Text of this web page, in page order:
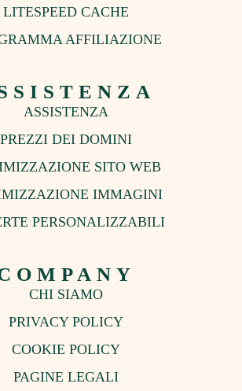
LITESPEED CACHE
AFFILIAZIONE
ASSISTENZA
PREZZI DEI DOMINI
SITO WEB
IMMAGINI
PERSONALIZZABILI
CHI SIAMO
PRIVACY POLICY
COOKIE POLICY
PAGINE LEGALI